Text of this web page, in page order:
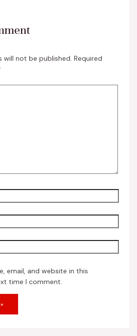
will not be published. Required
email, and website in this
time I comment.